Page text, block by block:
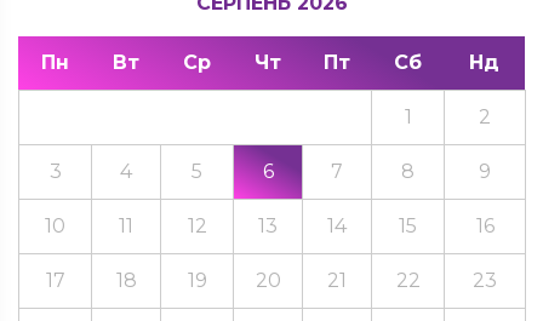
Пн Вт Ср Чт Пт Сб Нд
1 2
3 4 5 6 7 8 9
10 11 12 13 14 15 16
17 18 19 20 21 22 23